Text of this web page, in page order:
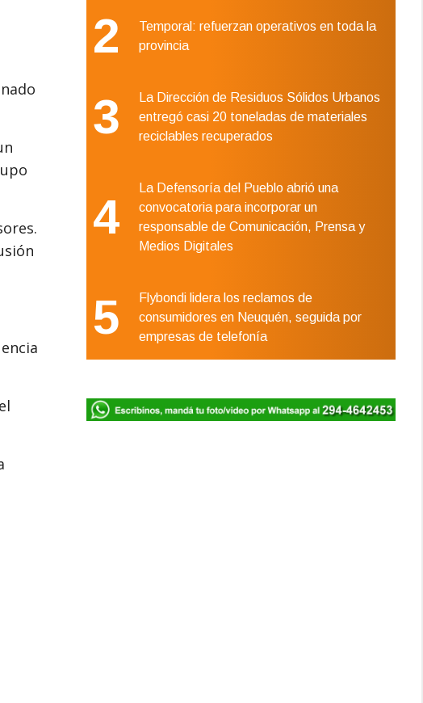
2
Temporal: refuerzan operativos en toda la
provincia
3
La Dirección de Residuos Sólidos Urbanos
entregó casi 20 toneladas de materiales
reciclables recuperados
4
La Defensoría del Pueblo abrió una
convocatoria para incorporar un
responsable de Comunicación, Prensa y
Medios Digitales
5
Flybondi lidera los reclamos de
consumidores en Neuquén, seguida por
empresas de telefonía